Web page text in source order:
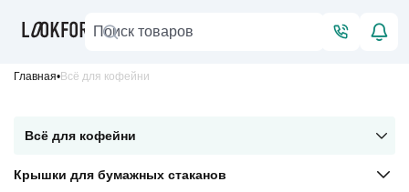
Главная Всё для кофейни
Всё для кофейни
Крышки для бумажных стаканов